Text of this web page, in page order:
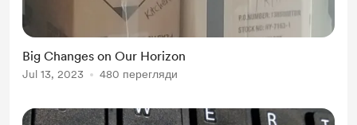
Big Changes on Our Horizon
Jul 13, 2023 480 перегляди